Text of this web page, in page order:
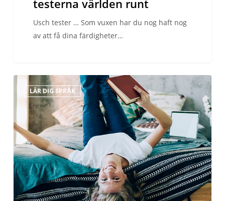
testerna världen runt
Usch tester … Som vuxen har du nog haft nog
av att få dina färdigheter…
rese-
språkälskare
kan
göra
under
isoleringen
LÄR DIG SPRÅK